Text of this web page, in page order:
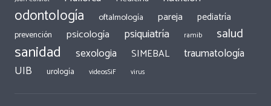
odontología oftalmología pareja pediatría
prevención psicología psiquiatría ramib salud
sanidad sexologia SIMEBAL traumatología
UIB urología videosSiF virus